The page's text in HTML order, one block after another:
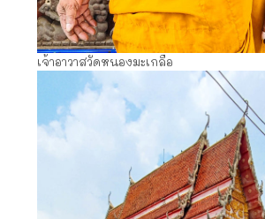
เจ้าอาวาสวัดหนองมะเกลือ